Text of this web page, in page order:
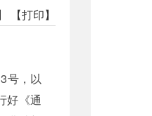
【打印】
号，以
好《通